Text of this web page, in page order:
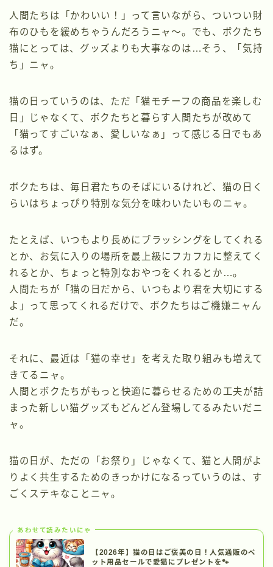
人間たちは「かわいい！」って言いながら、ついつい財
布のひもを緩めちゃうんだろうニャ〜。でも、ボクたち
猫にとっては、グッズよりも大事なのは…そう、「気持
ち」ニャ。
猫の日っていうのは、ただ「猫モチーフの商品を楽しむ
日」じゃなくて、ボクたちと暮らす人間たちが改めて
「猫ってすごいなぁ、愛しいなぁ」って感じる日でもあ
るはず。
ボクたちは、毎日君たちのそばにいるけれど、猫の日く
らいはちょっぴり特別な気分を味わいたいものニャ。
たとえば、いつもより長めにブラッシングをしてくれる
とか、お気に入りの場所を最上級にフカフカに整えてく
れるとか、ちょっと特別なおやつをくれるとか…。
人間たちが「猫の日だから、いつもより君を大切にする
よ」って思ってくれるだけで、ボクたちはご機嫌ニャん
だ。
それに、最近は「猫の幸せ」を考えた取り組みも増えて
きてるニャ。
人間とボクたちがもっと快適に暮らせるための工夫が詰
まった新しい猫グッズもどんどん登場してるみたいだニ
ャ。
猫の日が、ただの「お祭り」じゃなくて、猫と人間がよ
りよく共生するためのきっかけになるっていうのは、す
ごくステキなことニャ。
あわせて読みたいにゃ
【2026年】猫の日はご褒美の日！人気通販のペ
ット用品セールで愛猫にプレゼントを🐾